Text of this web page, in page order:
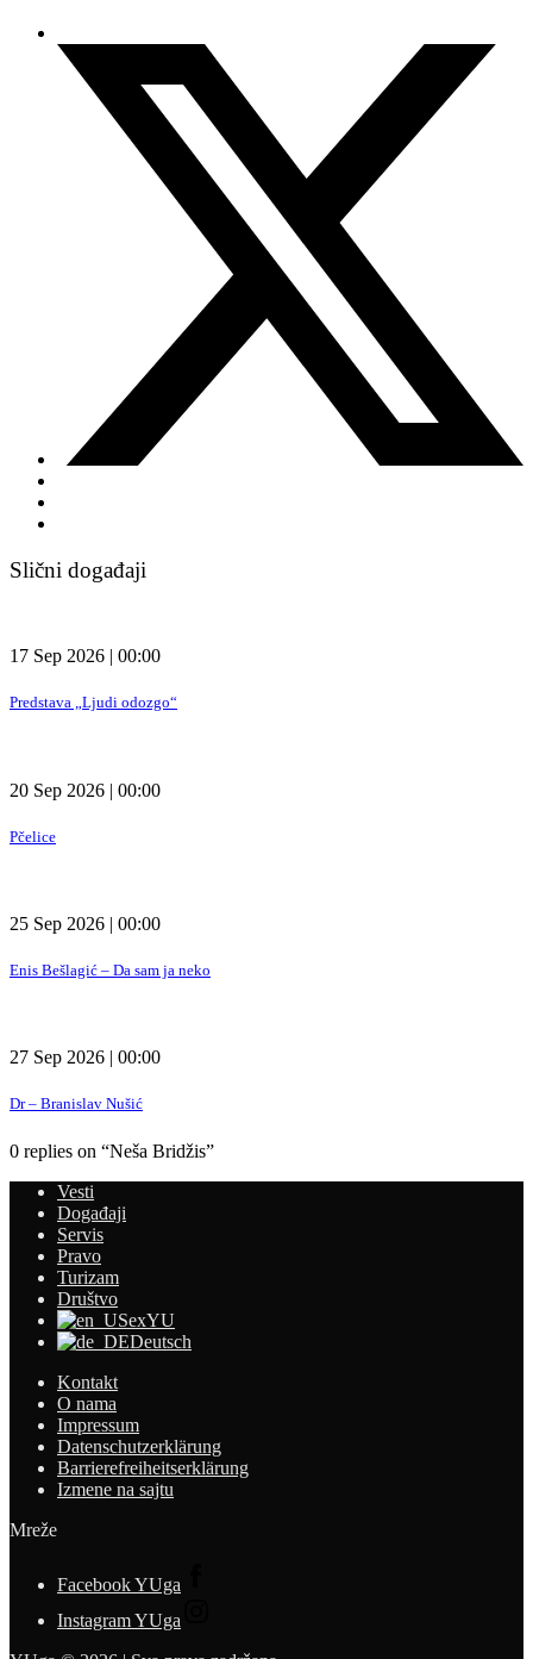
Slični događaji
17 Sep 2026 | 00:00
Predstava „Ljudi odozgo“
20 Sep 2026 | 00:00
Pčelice
25 Sep 2026 | 00:00
Enis Bešlagić – Da sam ja neko
27 Sep 2026 | 00:00
Dr – Branislav Nušić
0 replies on “Neša Bridžis”
Vesti
Događaji
Servis
Pravo
Turizam
Društvo
exYU
Deutsch
Kontakt
O nama
Impressum
Datenschutzerklärung
Barrierefreiheitserklärung
Izmene na sajtu
Mreže
Facebook YUga
Instagram YUga